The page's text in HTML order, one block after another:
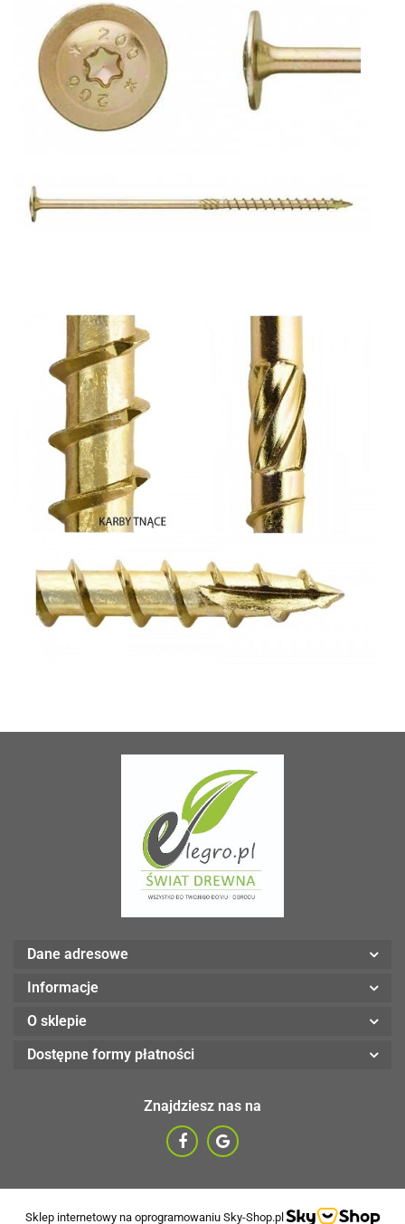
Dane adresowe
Informacje
O sklepie
Dostępne formy płatności
Znajdziesz nas na
Sklep internetowy na oprogramowaniu Sky-Shop.pl